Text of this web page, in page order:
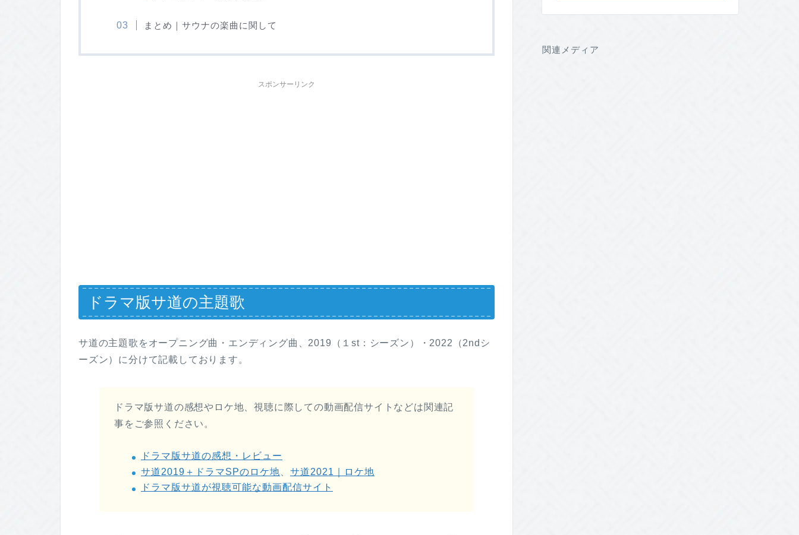
まとめ｜サウナの楽曲に関して
スポンサーリンク
ドラマ版サ道の主題歌
サ道の主題歌をオープニング曲・エンディング曲、2019（１st：シーズン）・2022（2ndシ
ーズン）に分けて記載しております。
ドラマ版サ道の感想やロケ地、視聴に際しての動画配信サイトなどは関連記
事をご参照ください。
ドラマ版サ道の感想・レビュー
サ道2019＋ドラマSPのロケ地
サ道2021｜ロケ地
ドラマ版サ道が視聴可能な動画配信サイト
関連メディア